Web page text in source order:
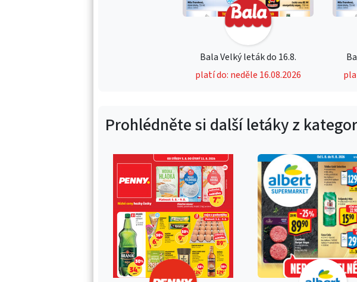
Bala Velký leták do 16.8.
platí do: neděle 16.08.2026
Prohlédněte si další letáky z